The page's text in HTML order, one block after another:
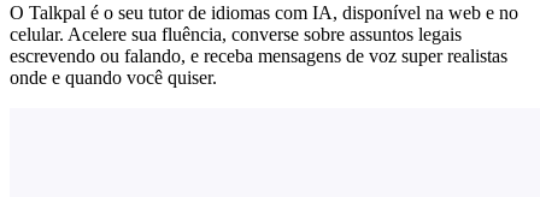
O Talkpal é o seu tutor de idiomas com IA, disponível na web e no
celular. Acelere sua fluência, converse sobre assuntos legais
escrevendo ou falando, e receba mensagens de voz super realistas
onde e quando você quiser.